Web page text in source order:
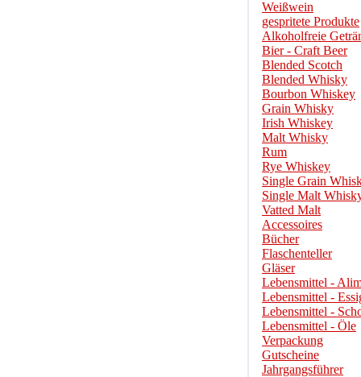
Weißwein
gespritete Produkte
Alkoholfreie
Bier - Craft Beer
Blended Scotch
Blended Whisky
Bourbon Whiskey
Grain Whisky
Irish Whiskey
Malt Whisky
Rum
Rye Whiskey
Single Grain
Single Malt
Vatted Malt
Accessoires
Bücher
Flaschenteller
Gläser
Lebensmittel -
Lebensmittel -
Lebensmittel -
Lebensmittel - Öle
Verpackung
Gutscheine
Jahrgangsführer